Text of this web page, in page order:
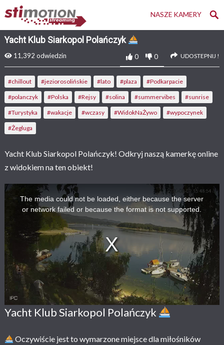
NASZE KAMERY
Yacht Klub Siarkopol Polańczyk
11,392 odwiedzin 0 0 UDOSTEPNIJ !
#chillout #jeziorosolińskie #lato #plaza #Podkarpacie
#polanczyk #Polska #Rejsy #solina #summervibes #sunrise
#Turystyka #wakacje #wczasy #WidokNaŻywo #wypoczynek
#Żegluga
Yacht Klub Siarkopol Polańczyk! Odkryj naszą kamerkę online
z widokiem na ten obiekt!
T
s
d
w
.
The media could not be loaded, either because the server
or network failed or because the format is not supported.
Yacht Klub Siarkopol Polańczyk
Oczywiście jest to wymarzone miejsce dla miłośników